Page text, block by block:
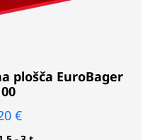
plošča EuroBager
€